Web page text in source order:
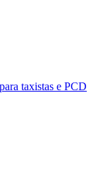
taxistas e PCD